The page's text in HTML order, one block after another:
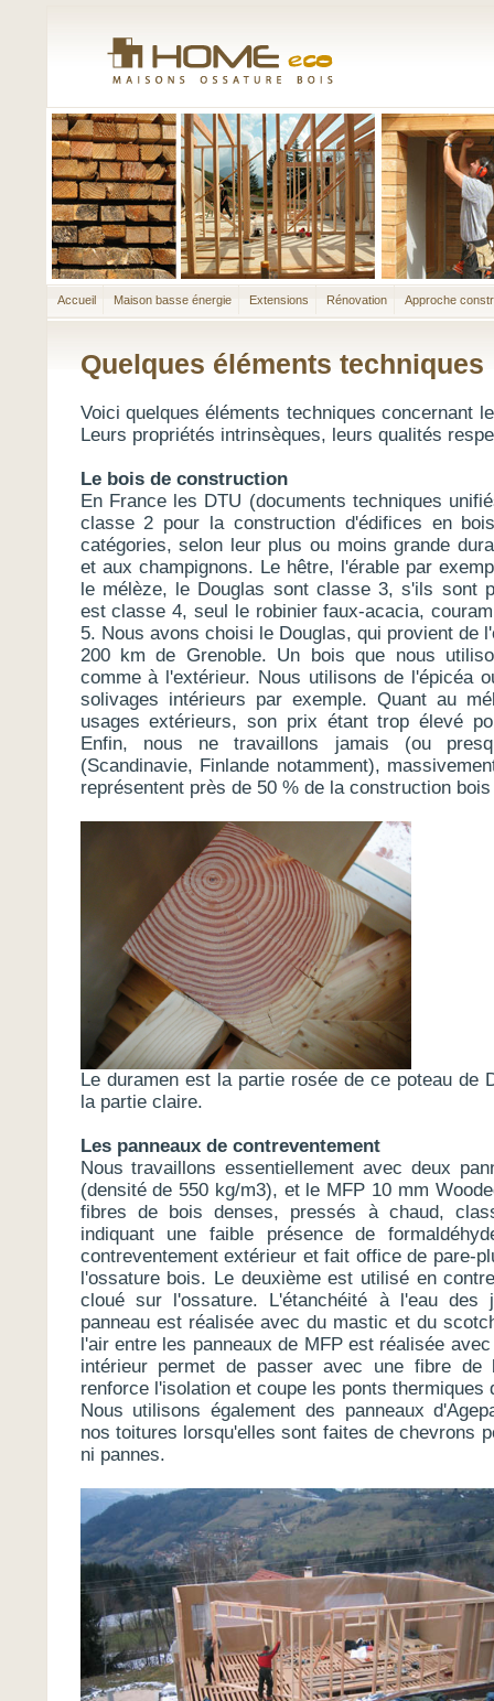
Accueil Maison basse énergie Extensions Rénovation Approche
Quelques éléments techniques
Voici quelques éléments techniques concernant
Leurs propriétés intrinsèques, leurs qualités
Le bois de construction
En France les DTU (documents techniques
classe 2 pour la construction d'édifices en
catégories, selon leur plus ou moins grande
et aux champignons. Le hêtre, l'érable par
le mélèze, le Douglas sont classe 3, s'ils sont
est classe 4, seul le robinier faux-acacia,
5. Nous avons choisi le Douglas, qui provient de
200 km de Grenoble. Un bois que nous
comme à l'extérieur. Nous utilisons de l'épicéa
solivages intérieurs par exemple. Quant au
usages extérieurs, son prix étant trop élevé
Enfin, nous ne travaillons jamais (ou
(Scandinavie, Finlande notamment),
représentent près de 50 % de la construction
Le duramen est la partie rosée de ce poteau de
la partie claire.
Les panneaux de contreventement
Nous travaillons essentiellement avec deux
(densité de 550 kg/m3), et le MFP 10 mm
fibres de bois denses, pressés à chaud,
indiquant une faible présence de
contreventement extérieur et fait office de pare-
l'ossature bois. Le deuxième est utilisé en
cloué sur l'ossature. L'étanchéité à l'eau
panneau est réalisée avec du mastic et du
l'air entre les panneaux de MFP est réalisée
intérieur permet de passer avec une fibre de
renforce l'isolation et coupe les ponts thermiques
Nous utilisons également des panneaux
nos toitures lorsqu'elles sont faites de chevrons
ni pannes.